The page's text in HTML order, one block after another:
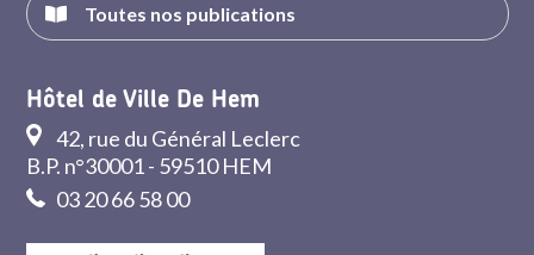
Toutes nos publications
Hôtel de Ville De Hem
42, rue du Général Leclerc
B.P. n°30001 - 59510 HEM
03 20 66 58 00